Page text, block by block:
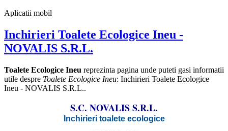
Aplicatii mobil
Inchirieri Toalete Ecologice Ineu -
NOVALIS S.R.L.
Toalete Ecologice Ineu reprezinta pagina unde puteti gasi informatii
utile despre Toalete Ecologice Ineu: Inchirieri Toalete Ecologice
Ineu - NOVALIS S.R.L..
S.C. NOVALIS S.R.L.
Inchirieri toalete ecologice